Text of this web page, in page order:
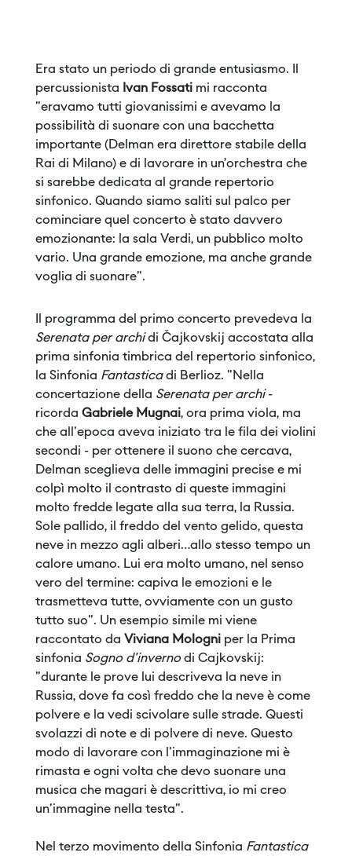
Era stato un periodo di grande entusiasmo. Il
percussionista Ivan Fossati mi racconta
"eravamo tutti giovanissimi e avevamo la
possibilità di suonare con una bacchetta
importante (Delman era direttore stabile della
Rai di Milano) e di lavorare in un’orchestra che
si sarebbe dedicata al grande repertorio
sinfonico. Quando siamo saliti sul palco per
cominciare quel concerto è stato davvero
emozionante: la sala Verdi, un pubblico molto
vario. Una grande emozione, ma anche grande
voglia di suonare".
Il programma del primo concerto prevedeva la
Serenata per archidi Čajkovskij accostata alla
prima sinfonia timbrica del repertorio sinfonico,
la Sinfonia Fantasticadi Berlioz. "Nella
concertazione della Serenata per archi-
ricorda Gabriele Mugnai, ora prima viola, ma
che all'epoca aveva iniziato tra le fila dei violini
secondi - per ottenere il suono che cercava,
Delman sceglieva delle immagini precise e mi
colpì molto il contrasto di queste immagini
molto fredde legate alla sua terra, la Russia.
Sole pallido, il freddo del vento gelido, questa
neve in mezzo agli alberi…allo stesso tempo un
calore umano. Lui era molto umano, nel senso
vero del termine: capiva le emozioni e le
trasmetteva tutte, ovviamente con un gusto
tutto suo". Un esempio simile mi viene
raccontato da Viviana Mologni per la Prima
sinfonia Sogno d'inverno di Cajkovskij:
"durante le prove lui descriveva la neve in
Russia, dove fa così freddo che la neve è come
polvere e la vedi scivolare sulle strade. Questi
svolazzi di note e di polvere di neve. Questo
modo di lavorare con l'immaginazione mi è
rimasta e ogni volta che devo suonare una
musica che magari è descrittiva, io mi creo
un'immagine nella testa".
Nel terzo movimento della Sinfonia Fantastica